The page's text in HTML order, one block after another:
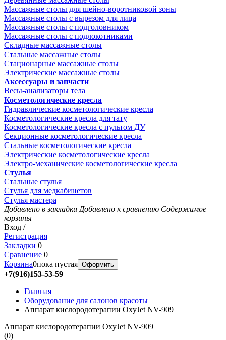
Массажные столы для шейно-воротниковой зоны
Массажные столы с вырезом для лица
Массажные столы с подголовником
Массажные столы с подлокотниками
Складные массажные столы
Стальные массажные столы
Стационарные массажные столы
Электрические массажные столы
Аксессуары и запчасти
Весы-анализаторы тела
Косметологические кресла
Гидравлические косметологические кресла
Косметологические кресла для тату
Косметологические кресла с пультом ДУ
Секционные косметологические кресла
Стальные косметологические кресла
Электрические косметологические кресла
Электро-механические косметологические кресла
Стулья
Стальные стулья
Стулья для медкабинетов
Стулья мастера
Добавлено в закладки Добавлено к сравнению Содержимое
корзины
Вход /
Регистрация
Закладки 0
Сравнение 0
Корзина0пока пустая Оформить
+7(916)153-53-59
Главная
Оборудование для салонов красоты
Аппарат кислородотерапии OxyJet NV-909
Аппарат кислородотерапии OxyJet NV-909
(0)